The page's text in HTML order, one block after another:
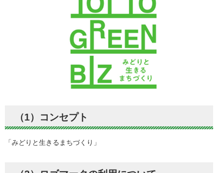
（1）コンセプト
「みどりと生きるまちづくり」